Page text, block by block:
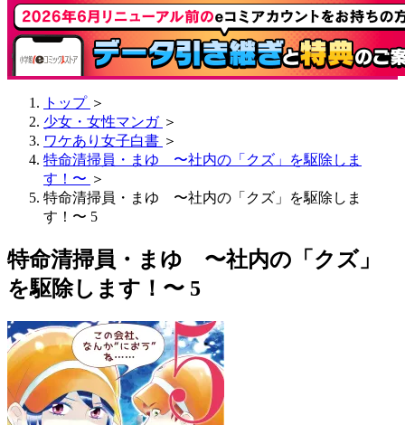
トップ ＞
少女・女性マンガ ＞
ワケあり女子白書 ＞
特命清掃員・まゆ 〜社内の「クズ」を駆除しま
す！〜 ＞
特命清掃員・まゆ 〜社内の「クズ」を駆除しま
す！〜 5
特命清掃員・まゆ 〜社内の「クズ」
を駆除します！〜 5